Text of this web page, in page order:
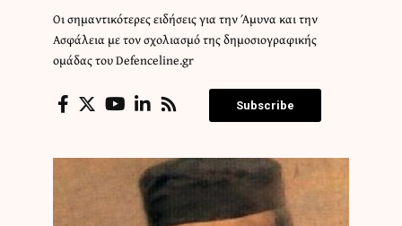
Οι σημαντικότερες ειδήσεις για την Άμυνα και την
Ασφάλεια με τον σχολιασμό της δημοσιογραφικής
ομάδας του Defenceline.gr
Subscribe